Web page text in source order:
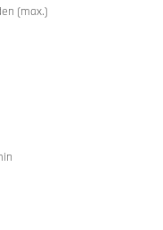
(max.)